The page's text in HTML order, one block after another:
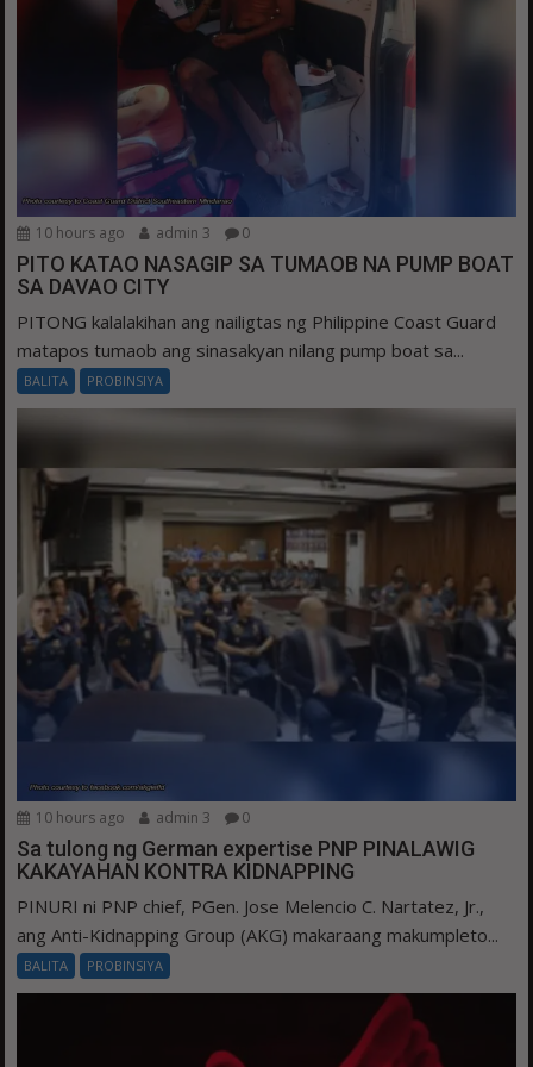
10 hours ago admin 3 0
PITO KATAO NASAGIP SA TUMAOB NA PUMP BOAT
SA DAVAO CITY
PITONG kalalakihan ang nailigtas ng Philippine Coast Guard
matapos tumaob ang sinasakyan nilang pump boat sa...
BALITA PROBINSIYA
10 hours ago admin 3 0
Sa tulong ng German expertise PNP PINALAWIG
KAKAYAHAN KONTRA KIDNAPPING
PINURI ni PNP chief, PGen. Jose Melencio C. Nartatez, Jr.,
ang Anti-Kidnapping Group (AKG) makaraang makumpleto...
BALITA PROBINSIYA